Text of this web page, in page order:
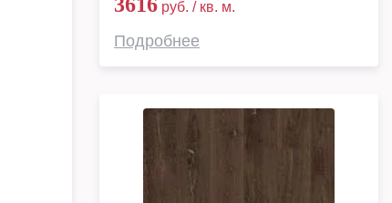
руб. / кв. м.
Подробнее